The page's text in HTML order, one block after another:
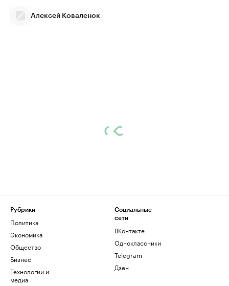
Алексей Коваленок
Рубрики
Политика
Экономика
Общество
Бизнес
Технологии и
медиа
Социальные
сети
ВКонтакте
Одноклассники
Telegram
Дзен